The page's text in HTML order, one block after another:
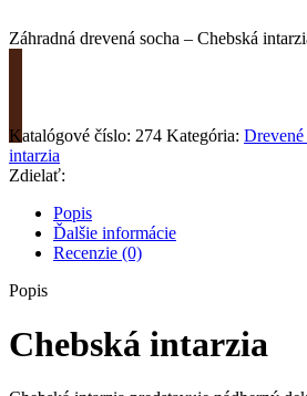
Záhradná drevená socha – Chebská
Katalógové číslo: 274 Kategória:
intarzia
Zdielať:
Popis
Ďalšie informácie
Recenzie (0)
Popis
Chebská intarzia